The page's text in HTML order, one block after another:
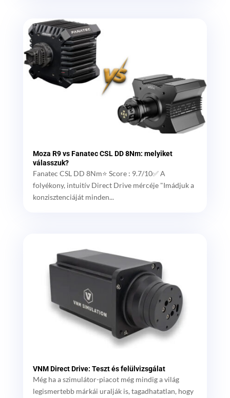
Moza R9 vs Fanatec CSL DD 8Nm: melyiket
válasszuk?
Fanatec CSL DD 8Nm⭐ Score : 9.7/10✅ A
folyékony, intuitív Direct Drive mércéje "Imádjuk a
konzisztenciáját minden...
VNM Direct Drive: Teszt és felülvizsgálat
Még ha a szimulátor-piacot még mindig a világ
legismertebb márkái uralják is, tagadhatatlan, hogy